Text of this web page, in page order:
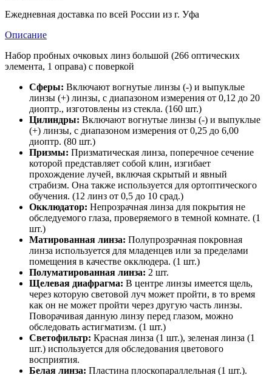
Ежедневная доставка по всей России из г. Уфа
Описание
Набор пробных очковых линз большой (266 оптических
элемента, 1 оправа) с поверкой
Сферы: Включают вогнутые линзы (-) и выпуклые
линзы (+) линзы, с диапазоном измерения от 0,12 до 20
диоптр., изготовлены из стекла. (160 шт.)
Цилиндры: Включают вогнутые линзы (-) и выпуклые
(+) линзы, с диапазоном измерения от 0,25 до 6,00
диоптр. (80 шт.)
Призмы: Призматическая линза, поперечное сечение
которой представляет собой клин, изгибает
прохождение лучей, включая скрытый и явный
страбизм. Она также используется для ортоптического
обучения. (12 линз от 0,5 до 10 срад.)
Окклюдатор: Непрозрачная линза для покрытия не
обследуемого глаза, проверяемого в темной комнате. (1
шт.)
Матированная линза: Полупрозрачная покровная
линза используется для младенцев или за пределами
помещения в качестве окклюдера. (1 шт.)
Полуматированная линза: 2 шт.
Щелевая диафрагма: В центре линзы имеется щель,
через которую световой луч может пройти, в то время
как он не может пройти через другую часть линзы.
Поворачивая данную линзу перед глазом, можно
обследовать астигматизм. (1 шт.)
Светофильтр: Красная линза (1 шт.), зеленая линза (1
шт.) используется для обследования цветового
восприятия.
Белая линза: Пластина плоскопараллельная (1 шт.).